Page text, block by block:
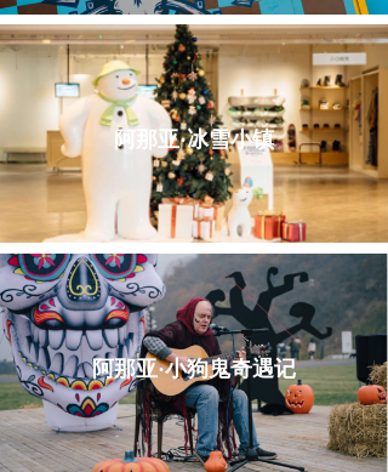
阿那亚·冰雪小镇
阿那亚·小狗鬼奇遇记